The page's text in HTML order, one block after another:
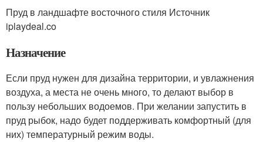
Пруд в ландшафте восточного стиля Источник
iplaydeal.co
Назначение
Если пруд нужен для дизайна территории, и увлажнения
воздуха, а места не очень много, то делают выбор в
пользу небольших водоемов. При желании запустить в
пруд рыбок, надо будет поддерживать комфортный (для
них) температурный режим воды.